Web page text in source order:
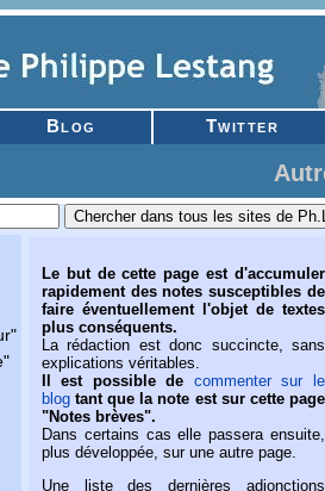
Blog Twitter
Le but de cette page est d'accumuler
rapidement des notes susceptibles de
faire éventuellement l'objet de textes
plus conséquents.
La rédaction est donc succincte, sans
explications véritables.
Il est possible de commenter sur le
blog tant que la note est sur cette page
"Notes brèves".
Dans certains cas elle passera ensuite,
plus développée, sur une autre page.
Une liste des dernières adjonctions